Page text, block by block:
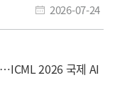
2026-07-24